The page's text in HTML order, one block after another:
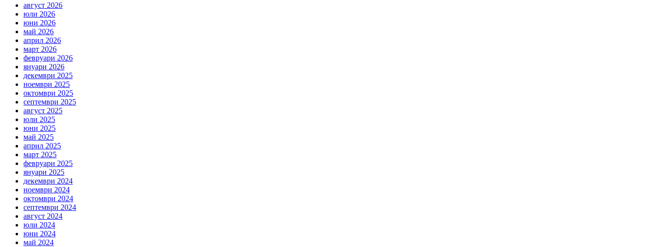
август 2026
юли 2026
юни 2026
май 2026
април 2026
март 2026
февруари 2026
януари 2026
декември 2025
ноември 2025
октомври 2025
септември 2025
август 2025
юли 2025
юни 2025
май 2025
април 2025
март 2025
февруари 2025
януари 2025
декември 2024
ноември 2024
октомври 2024
септември 2024
август 2024
юли 2024
юни 2024
май 2024